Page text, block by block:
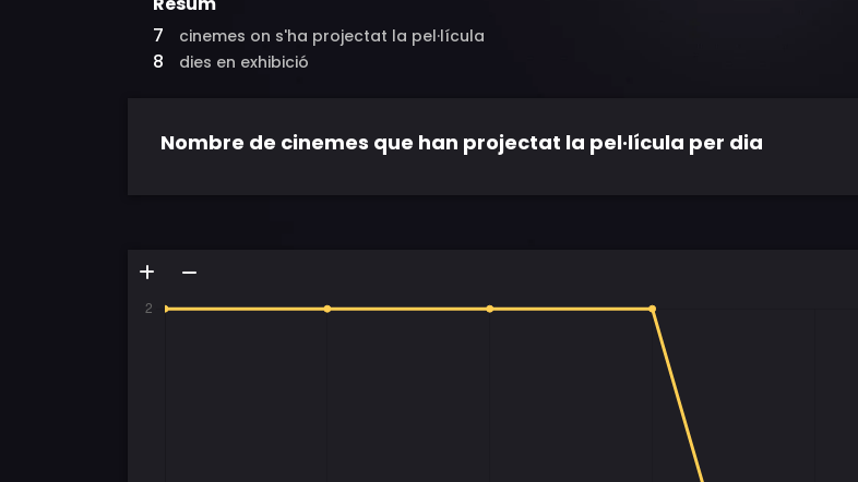
7
cinemes on s'ha projectat la pel·lícula
8 dies en exhibició
Nombre de cinemes que han projectat la pel·lícula per dia